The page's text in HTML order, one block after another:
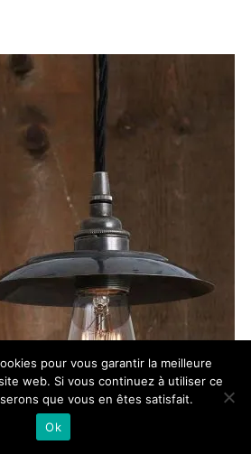
pour vous garantir la meilleure
web. Si vous continuez à utiliser ce
que vous en êtes satisfait.
Ok